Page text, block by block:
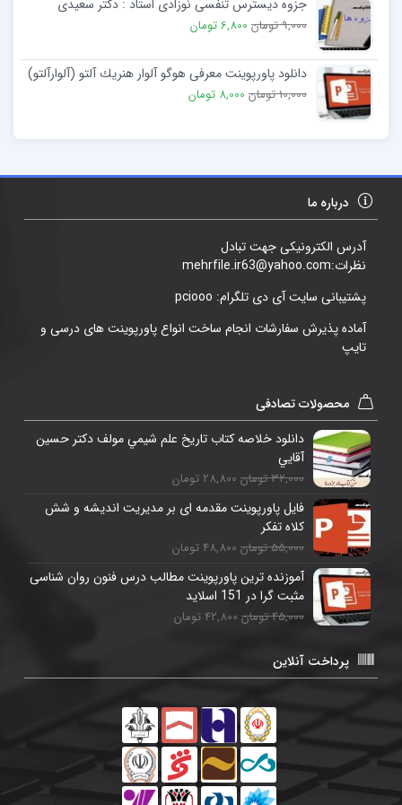
جزوه دیسترس تنفسی نوزادی استاد : دکتر سعیدی
9,000 تومان 6,800 تومان
دانلود پاورپوینت معرفی هوگو آلوار هنريك آلتو (آلوارآلتو)
10,000 تومان 8,000 تومان
درباره ما
آدرس الکترونیکی جهت تبادل
نظرات:mehrfile.ir63@yahoo.com
پشتیبانی سایت آی دی تلگرام: pciooo
آماده پذیرش سفارشات انجام ساخت انواع پاورپوینت های درسی و
تایپ
محصولات تصادفی
دانلود خلاصه کتاب تاريخ علم شيمي مولف دكتر حسين
آقايي
32,000 تومان 28,800 تومان
فایل پاورپوینت مقدمه ای بر مديريت انديشه و شش
کلاه تفکر
55,000 تومان 48,800 تومان
آموزنده ترین پاورپوینت مطالب درس فنون روان شناسی
مثبت گرا در 151 اسلاید
45,000 تومان 42,800 تومان
پرداخت آنلاین